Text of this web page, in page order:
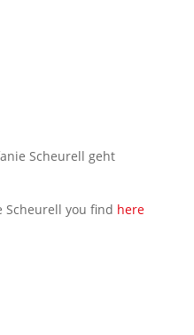
Scheurell geht
Scheurell you find here